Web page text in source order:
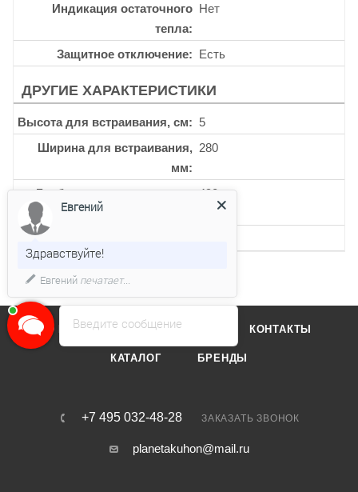
Индикация остаточного
тепла
Нет
Защитное отключение Есть
ДРУГИЕ ХАРАКТЕРИСТИКИ
Высота для встраивания, см
5
Ширина для встраивания,
мм
280
Глубина для встраивания, 490
Кол-во уровней мощности
О КОМПАНИИ ОТЗЫВЫ КОНТАКТЫ
КАТАЛОГ БРЕНДЫ
+7 495 032-48-28 ЗАКАЗАТЬ ЗВОНОК
planetakuhon@mail.ru
Введите сообщение
Евгений
Здравствуйте!
Евгенийпечатает...